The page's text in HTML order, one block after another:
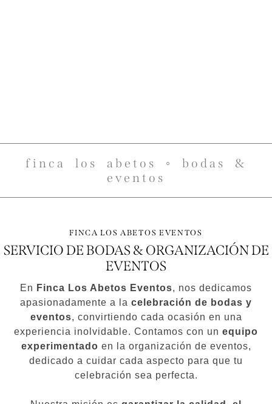
finca los abetos ◦ bodas &
eventos
FINCA LOS ABETOS EVENTOS
SERVICIO DE BODAS & ORGANIZACIÓN DE
EVENTOS
En Finca Los Abetos Eventos, nos dedicamos
apasionadamente a la celebración de bodas y
eventos, convirtiendo cada ocasión en una
experiencia inolvidable. Contamos con un equipo
experimentado en la organización de eventos,
dedicado a cuidar cada aspecto para que tu
celebración sea perfecta.